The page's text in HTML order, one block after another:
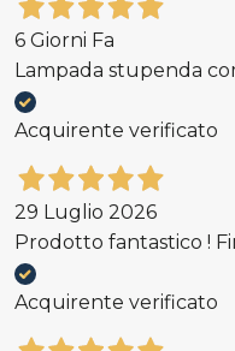
6 Giorni Fa
Lampada stupenda
Acquirente verificato
29 Luglio 2026
Prodotto fantastico !
Acquirente verificato